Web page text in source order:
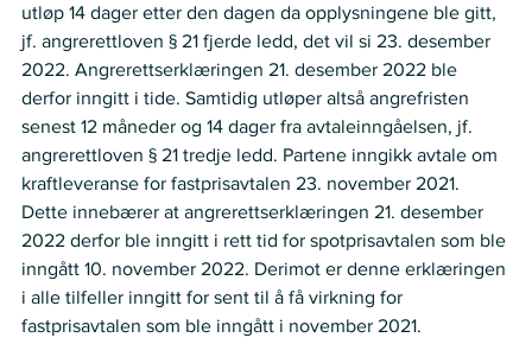
utløp 14 dager etter den dagen da opplysningene ble gitt,
jf. angrerettloven § 21 fjerde ledd, det vil si 23. desember
2022. Angrerettserklæringen 21. desember 2022 ble
derfor inngitt i tide. Samtidig utløper altså angrefristen
senest 12 måneder og 14 dager fra avtaleinngåelsen, jf.
angrerettloven § 21 tredje ledd. Partene inngikk avtale om
kraftleveranse for fastprisavtalen 23. november 2021.
Dette innebærer at angrerettserklæringen 21. desember
2022 derfor ble inngitt i rett tid for spotprisavtalen som ble
inngått 10. november 2022. Derimot er denne erklæringen
i alle tilfeller inngitt for sent til å få virkning for
fastprisavtalen som ble inngått i november 2021.